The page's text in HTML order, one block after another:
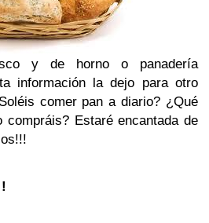
y de horno o panadería
información la dejo para otro
comer pan a diario? ¿Qué
compráis? Estaré encantada de